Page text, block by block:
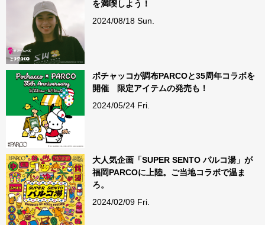
を満喫しよう！
2024/08/18 Sun.
ポチャッコが調布PARCOと35周年コラボを
開催 限定アイテムの発売も！
2024/05/24 Fri.
大人気企画「SUPER SENTO パルコ湯」が
福岡PARCOに上陸。ご当地コラボで温ま
ろ。
2024/02/09 Fri.